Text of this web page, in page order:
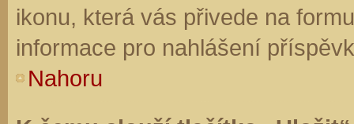
ikonu, která vás přivede na
informace pro nahlášení
Nahoru